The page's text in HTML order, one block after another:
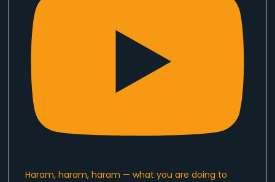
Haram, haram, haram — what you are doing to